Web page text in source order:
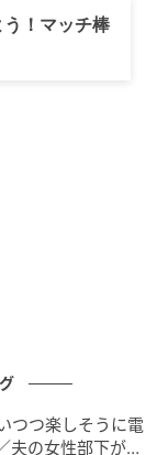
！マッチ棒
つつ楽しそうに電
夫の女性部下が気